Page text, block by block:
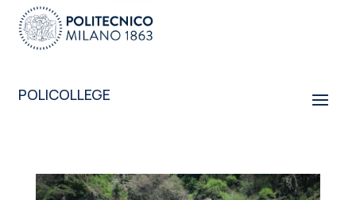
POLICOLLEGE